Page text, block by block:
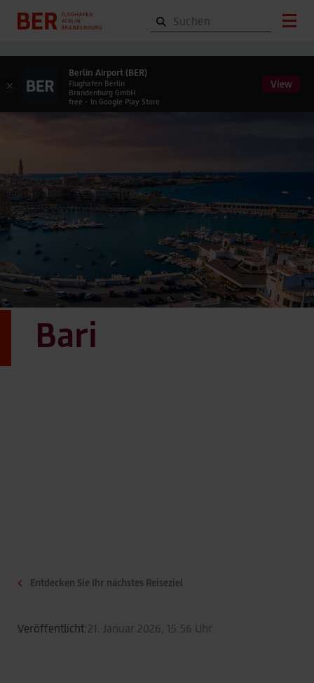
Bari
Entdecken Sie Ihr nächstes Reiseziel
Veröffentlicht:21. Januar 2026, 15:56 Uhr
×
Berlin Airport (BER)
Flughafen Berlin
Brandenburg GmbH
free - In Google Play Store
View